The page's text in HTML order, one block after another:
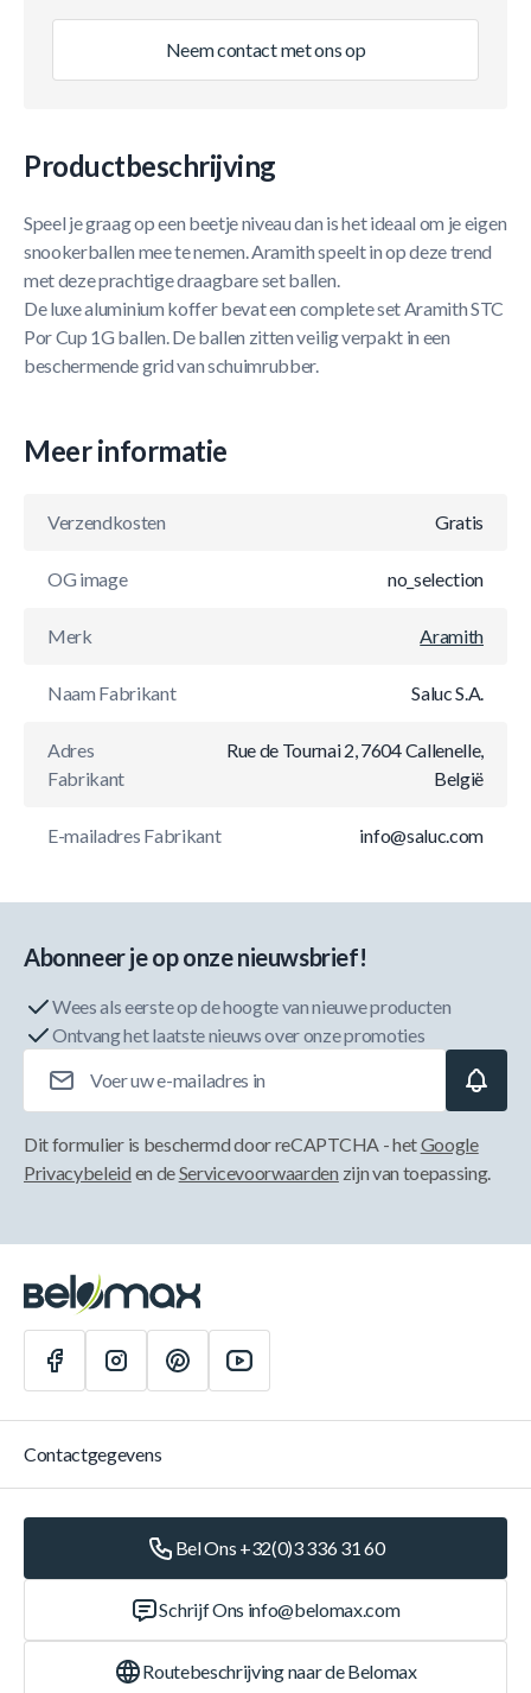
Neem contact met ons op
Productbeschrijving
Speel je graag op een beetje niveau dan is het ideaal om je eigen
snookerballen mee te nemen. Aramith speelt in op deze trend
met deze prachtige draagbare set ballen.
De luxe aluminium koffer bevat een complete set Aramith STC
Por Cup 1G ballen. De ballen zitten veilig verpakt in een
beschermende grid van schuimrubber.
Meer informatie
Verzendkosten Gratis
OG image no_selection
Merk Aramith
Naam Fabrikant Saluc S.A.
Adres
Fabrikant
Rue de Tournai 2, 7604 Callenelle,
België
E-mailadres Fabrikant info@saluc.com
Abonneer je op onze nieuwsbrief!
Wees als eerste op de hoogte van nieuwe producten
Ontvang het laatste nieuws over onze promoties
Dit formulier is beschermd door reCAPTCHA - hetGoogle
Privacybeleid en deServicevoorwaarden zijn van toepassing.
Contactgegevens
Bel Ons +32(0)3 336 31 60
Schrijf Ons info@belomax.com
Routebeschrijving naar de Belomax